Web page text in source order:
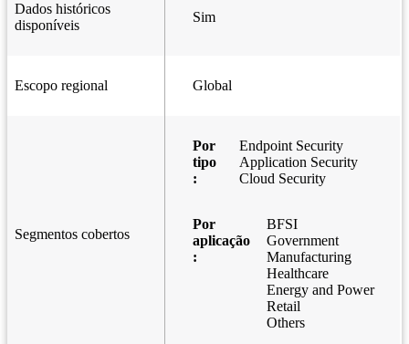
Dados históricos
disponíveis
Sim
Escopo regional Global
Segmentos cobertos
Por
tipo
:
Endpoint Security
Application Security
Cloud Security
Por
aplicação
:
BFSI
Government
Manufacturing
Healthcare
Energy and Power
Retail
Others